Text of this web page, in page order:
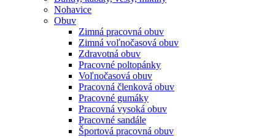
Nohavice
Obuv
Zimná pracovná obuv
Zimná voľnočasová obuv
Zdravotná obuv
Pracovné poltopánky
Voľnočasová obuv
Pracovná členková obuv
Pracovné gumáky
Pracovná vysoká obuv
Pracovné sandále
Športová pracovná obuv